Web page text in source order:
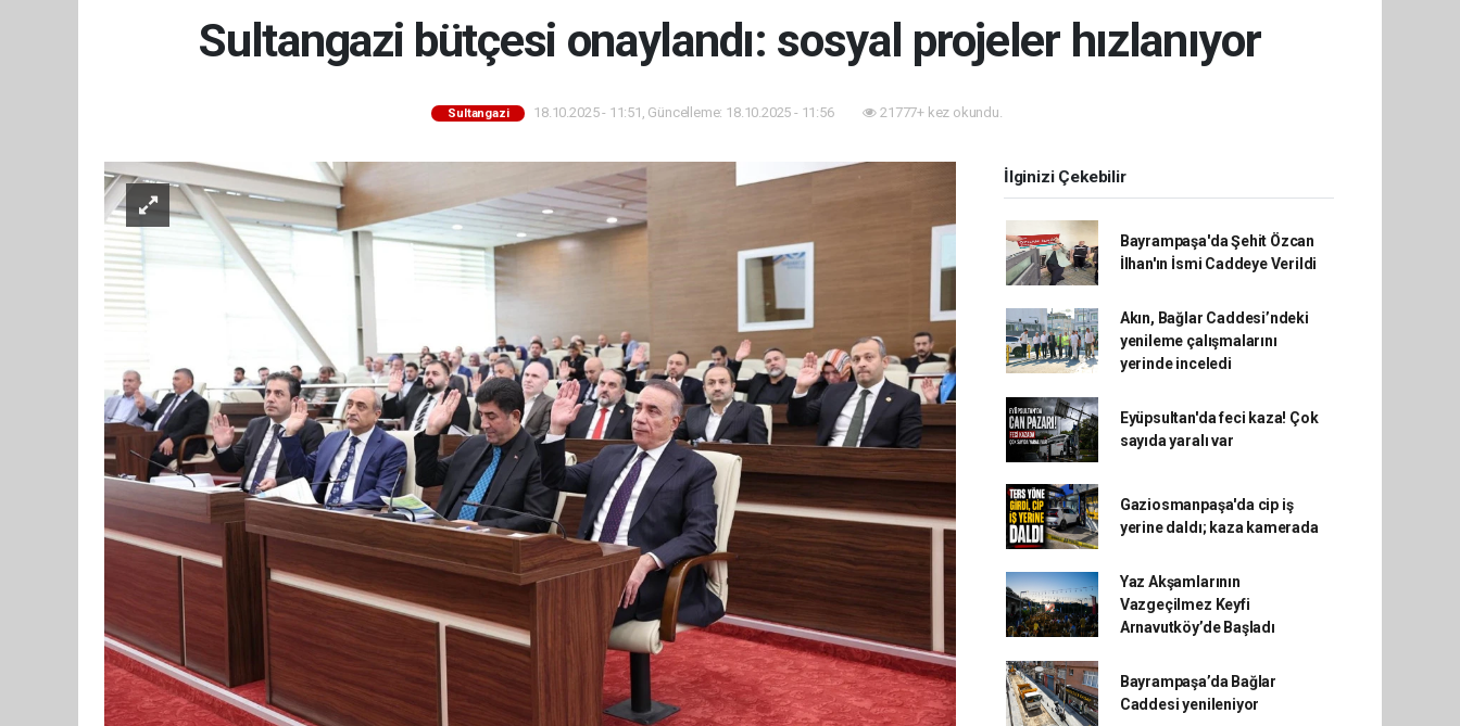
Sultangazi bütçesi onaylandı: sosyal projeler hızlanıyor
Sultangazi 18.10.2025 - 11:51, Güncelleme: 18.10.2025 - 11:56 21777+ kez okundu.
İlginizi Çekebilir
Bayrampaşa'da Şehit Özcan
İlhan'ın İsmi Caddeye Verildi
Akın, Bağlar Caddesi’ndeki
yenileme çalışmalarını
yerinde inceledi
Eyüpsultan'da feci kaza! Çok
sayıda yaralı var
Gaziosmanpaşa'da cip iş
yerine daldı; kaza kamerada
Yaz Akşamlarının
Vazgeçilmez Keyfi
Arnavutköy’de Başladı
Bayrampaşa’da Bağlar
Caddesi yenileniyor